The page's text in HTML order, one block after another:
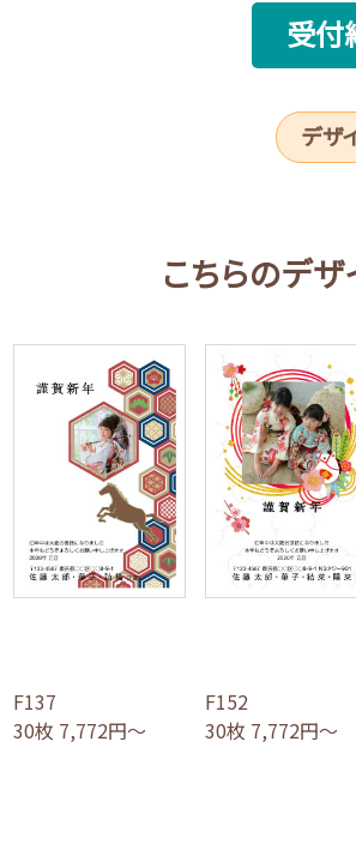
受付
デザ
こちらのデ
F137
30枚 7,772円～
F152
30枚 7,772円～